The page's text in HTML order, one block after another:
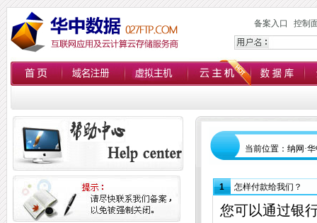
备案入口 控制
当前位置：纳网 ·
1 怎样付款给我们？
您可以通过银